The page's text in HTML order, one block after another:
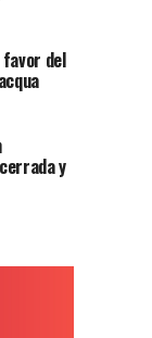
del
y